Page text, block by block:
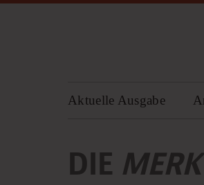
Aktuelle Ausgabe
DIE